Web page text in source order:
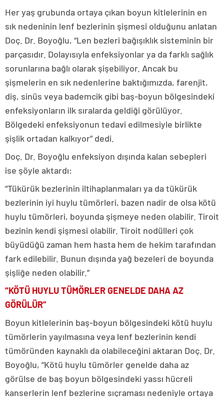
Her yaş grubunda ortaya çıkan boyun kitlelerinin en
sık nedeninin lenf bezlerinin şişmesi olduğunu anlatan
Doç. Dr. Boyoğlu, “Len bezleri bağışıklık sisteminin bir
parçasıdır. Dolayısıyla enfeksiyonlar ya da farklı sağlık
sorunlarına bağlı olarak şişebiliyor. Ancak bu
şişmelerin en sık nedenlerine baktığımızda, farenjit,
diş, sinüs veya bademcik gibi baş-boyun bölgesindeki
enfeksiyonların ilk sıralarda geldiği görülüyor.
Bölgedeki enfeksiyonun tedavi edilmesiyle birlikte
şişlik ortadan kalkıyor” dedi.
Doç. Dr. Boyoğlu enfeksiyon dışında kalan sebepleri
ise şöyle aktardı:
“Tükürük bezlerinin iltihaplanmaları ya da tükürük
bezlerinin iyi huylu tümörleri, bazen nadir de olsa kötü
huylu tümörleri, boyunda şişmeye neden olabilir. Tiroit
bezinin kendi şişmesi olabilir. Tiroit nodülleri çok
büyüdüğü zaman hem hasta hem de hekim tarafından
fark edilebilir. Bunun dışında yağ bezeleri de boyunda
şişliğe neden olabilir.”
“KÖTÜ HUYLU TÜMÖRLER GENELDE DAHA AZ
GÖRÜLÜR”
Boyun kitlelerinin baş-boyun bölgesindeki kötü huylu
tümörlerin yayılmasına veya lenf bezlerinin kendi
tümöründen kaynaklı da olabileceğini aktaran Doç. Dr.
Boyoğlu, “Kötü huylu tümörler genelde daha az
görülse de baş boyun bölgesindeki yassı hücreli
kanserlerin lenf bezlerine sıçraması nedeniyle ortaya